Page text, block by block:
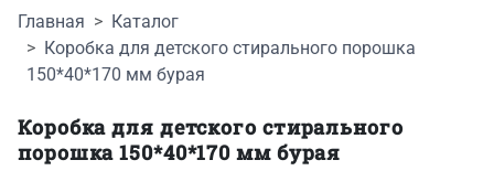
Главная
Каталог
Коробка для детского стирального порошка
150*40*170 мм бурая
Коробка для детского стирального
порошка 150*40*170 мм бурая